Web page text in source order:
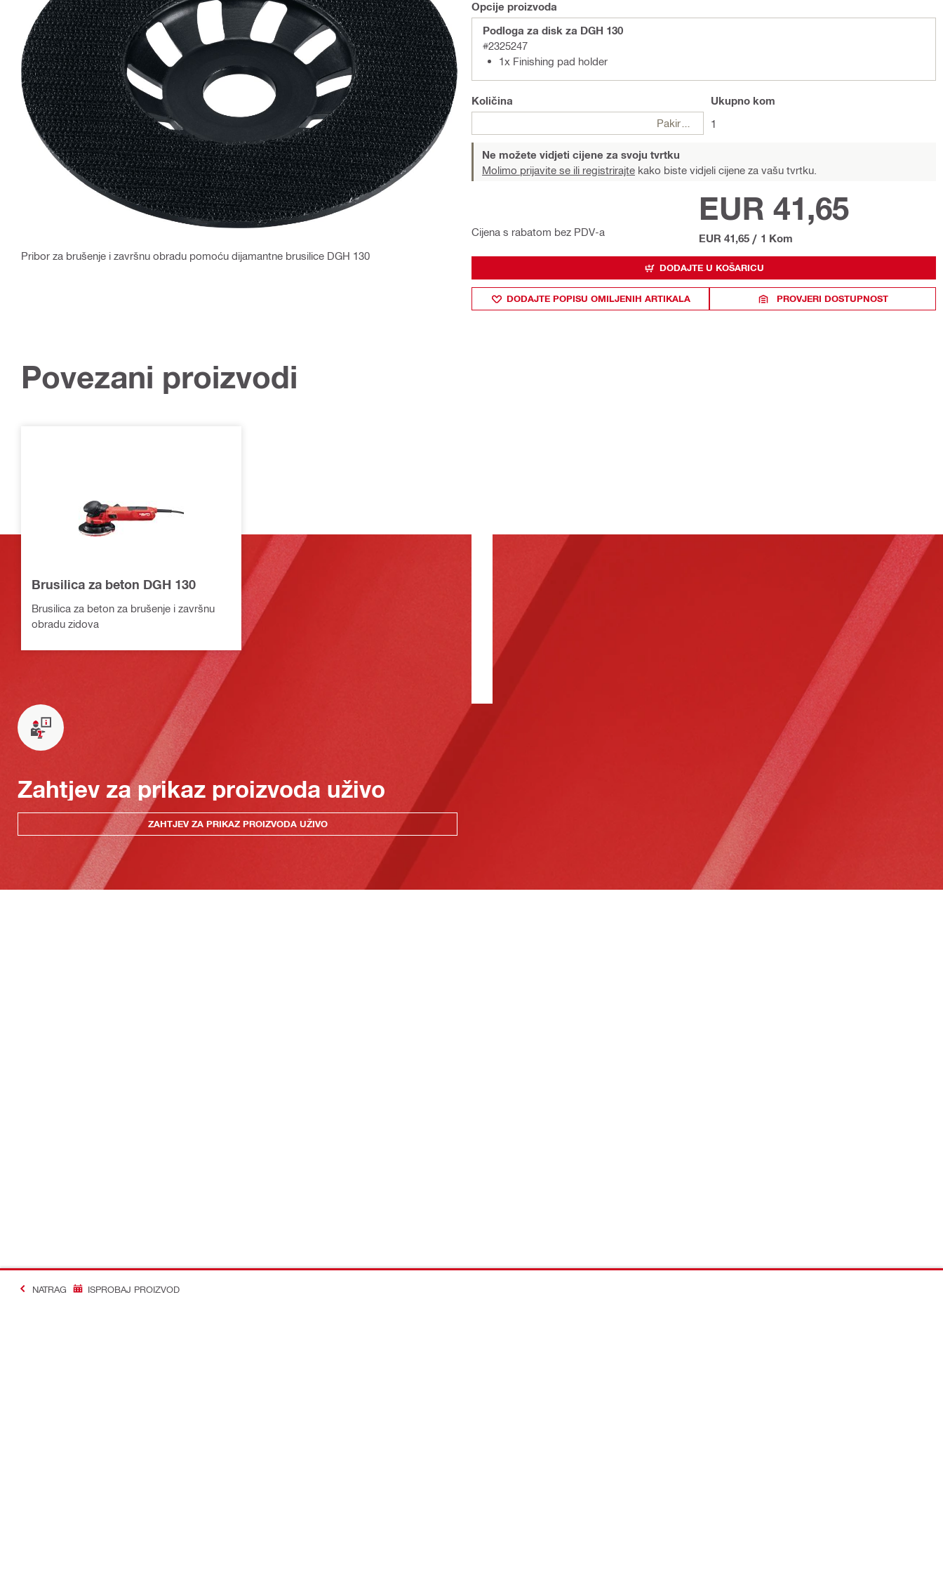
Pribor za brušenje i završnu obradu pomoću dijamantne brusilice DGH 130
Opcije proizvoda
Podloga za disk za DGH 130
#2325247
1x Finishing pad holder
Količina
Pakiranje
Ukupno kom
1
Ne možete vidjeti cijene za svoju tvrtku
Molimo prijavite se ili registrirajte kako biste vidjeli cijene za vašu tvrtku.
Cijena s rabatom bez PDV-a
EUR 41,65
EUR 41,65 / 1 Kom
DODAJTE U KOŠARICU
DODAJTE POPISU OMILJENIH ARTIKALA PROVJERI DOSTUPNOST
Povezani proizvodi
Brusilica za beton DGH 130
Brusilica za beton za brušenje i završnu
obradu zidova
Zahtjev za prikaz proizvoda uživo
ZAHTJEV ZA PRIKAZ PROIZVODA UŽIVO
NATRAG ISPROBAJ PROIZVOD